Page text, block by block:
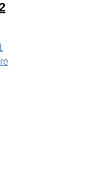
zu
Beetle